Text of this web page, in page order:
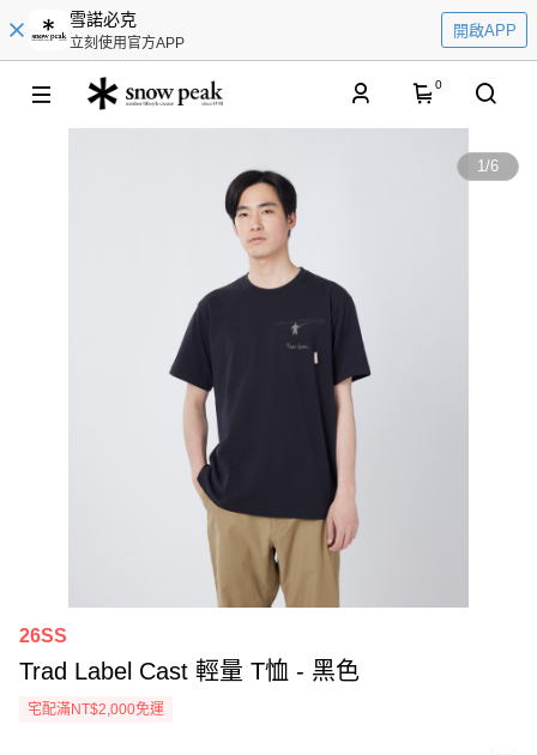
雪諾必克
立刻使用官方APP
開啟APP
0
1/6
26SS
Trad Label Cast 輕量 T恤 - 黑色
宅配滿NT$2,000免運